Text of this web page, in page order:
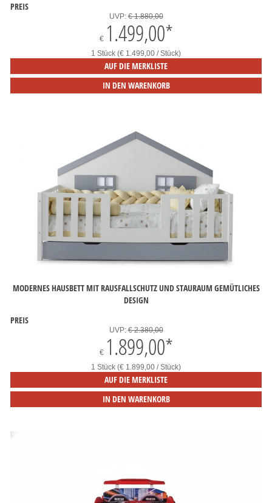
PREIS
UVP:€ 1.880,00
€ 1.499,00*
1 Stück (€ 1.499,00 / Stück)
AUF DIE MERKLISTE
IN DEN WARENKORB
MODERNES HAUSBETT MIT RAUSFALLSCHUTZ UND STAURAUM GEMÜTLICHES
DESIGN
PREIS
UVP:€ 2.380,00
€ 1.899,00*
1 Stück (€ 1.899,00 / Stück)
AUF DIE MERKLISTE
IN DEN WARENKORB